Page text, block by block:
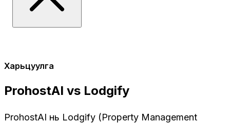
Харьцуулга
ProhostAI vs Lodgify
ProhostAI нь Lodgify (Property Management